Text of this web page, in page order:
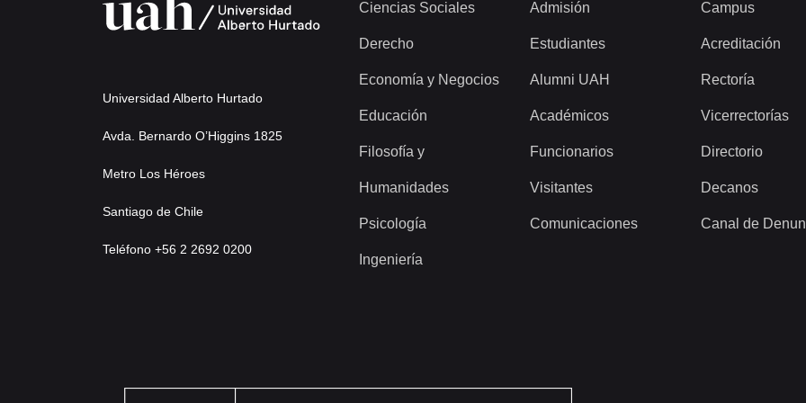
Universidad Alberto Hurtado
Avda. Bernardo O’Higgins 1825
Metro Los Héroes
Santiago de Chile
Teléfono +56 2 2692 0200
Ciencias Sociales
Derecho
Economía y Negocios
Educación
Filosofía y
Humanidades
Psicología
Ingeniería
Admisión
Estudiantes
Alumni UAH
Académicos
Funcionarios
Visitantes
Comunicaciones
Campus
Acreditación
Rectoría
Vicerrectorías
Directorio
Decanos
Canal de